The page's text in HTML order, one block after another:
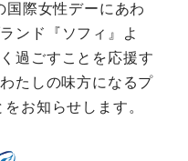
国際女性デーにあわ
ンド『ソフィ』よ
過ごすことを応援す
たしの味方になるプ
お知らせします。